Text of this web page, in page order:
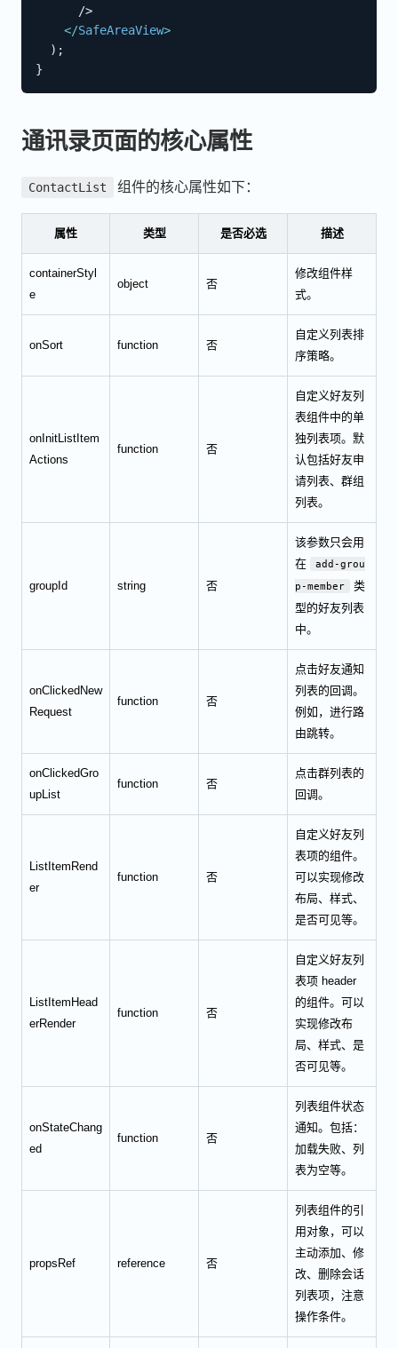
      />
</SafeAreaView>
) ;
}
通讯录页面的核心属性
ContactList 组件的核心属性如下：
属性 类型 是否必选 描述
containerStyl
e
object 否
修改组件样
式。
onSort function 否
自定义列表排
序策略。
onInitListItem
Actions
function 否
自定义好友列
表组件中的单
独列表项。默
认包括好友申
请列表、群组
列表。
groupId string 否
该参数只会用
在
add-grou
p-member
类
型的好友列表
中。
onClickedNew
Request
function 否
点击好友通知
列表的回调。
例如，进行路
由跳转。
onClickedGro
upList
function 否
点击群列表的
回调。
ListItemRend
er
function 否
自定义好友列
表项的组件。
可以实现修改
布局、样式、
是否可见等。
ListItemHead
erRender
function 否
自定义好友列
表项 header
的组件。可以
实现修改布
局、样式、是
否可见等。
onStateChang
ed
function 否
列表组件状态
通知。包括：
加载失败、列
表为空等。
propsRef reference 否
列表组件的引
用对象，可以
主动添加、修
改、删除会话
列表项，注意
操作条件。